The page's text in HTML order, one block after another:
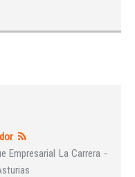
Empresarial La Carrera -